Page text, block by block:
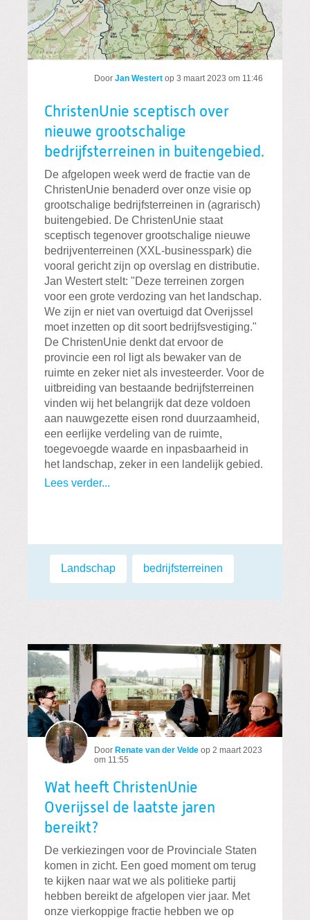
Door Jan Westert op 3 maart 2023 om 11:46
ChristenUnie sceptisch over
nieuwe grootschalige
bedrijfsterreinen in buitengebied.
De afgelopen week werd de fractie van de
ChristenUnie benaderd over onze visie op
grootschalige bedrijfsterreinen in (agrarisch)
buitengebied. De ChristenUnie staat
sceptisch tegenover grootschalige nieuwe
bedrijventerreinen (XXL-businesspark) die
vooral gericht zijn op overslag en distributie.
Jan Westert stelt: "Deze terreinen zorgen
voor een grote verdozing van het landschap.
We zijn er niet van overtuigd dat Overijssel
moet inzetten op dit soort bedrijfsvestiging."
De ChristenUnie denkt dat ervoor de
provincie een rol ligt als bewaker van de
ruimte en zeker niet als investeerder. Voor de
uitbreiding van bestaande bedrijfsterreinen
vinden wij het belangrijk dat deze voldoen
aan nauwgezette eisen rond duurzaamheid,
een eerlijke verdeling van de ruimte,
toegevoegde waarde en inpasbaarheid in
het landschap, zeker in een landelijk gebied.
Lees verder...
Labels:
Landschap bedrijfsterreinen
Door Renate van der Velde op 2 maart 2023
om 11:55
Wat heeft ChristenUnie
Overijssel de laatste jaren
bereikt?
De verkiezingen voor de Provinciale Staten
komen in zicht. Een goed moment om terug
te kijken naar wat we als politieke partij
hebben bereikt de afgelopen vier jaar. Met
onze vierkoppige fractie hebben we op